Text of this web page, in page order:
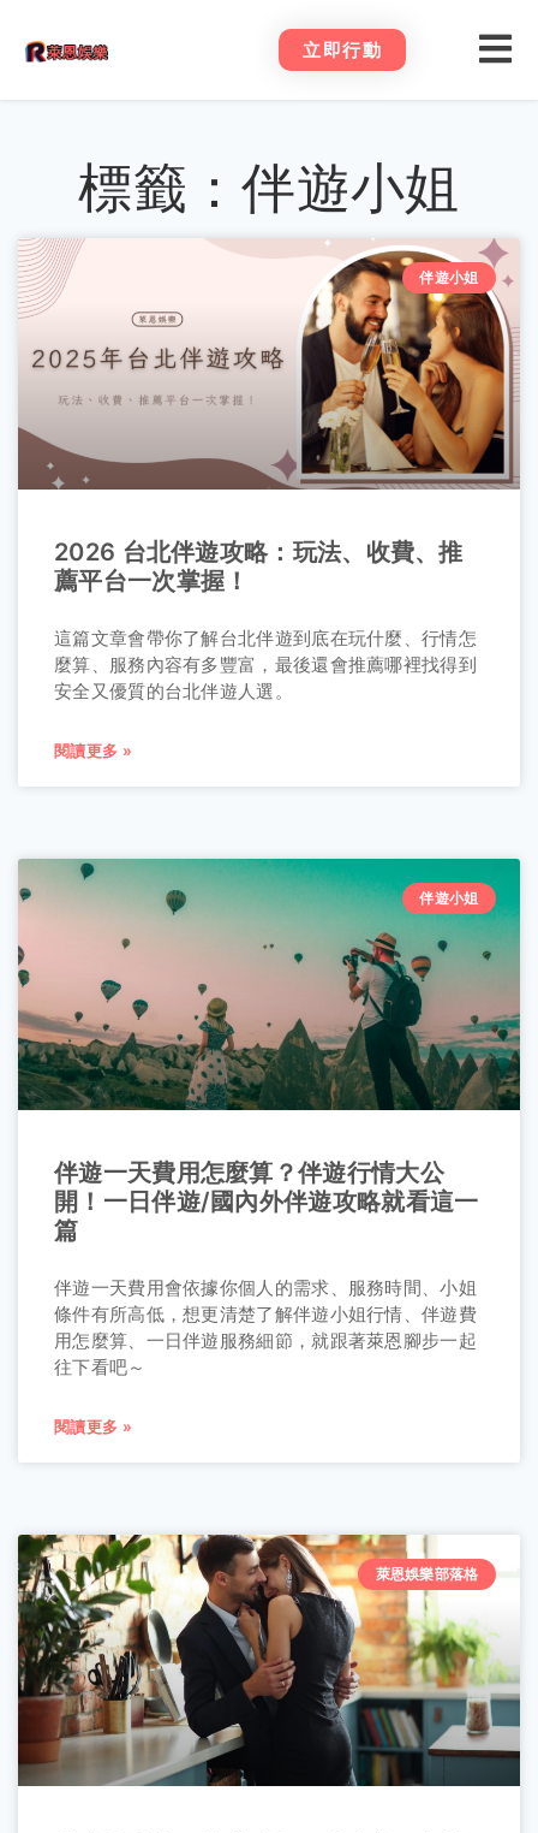
立即行動
標籤：伴遊小姐
伴遊小姐
2026 台北伴遊攻略：玩法、收費、推
薦平台一次掌握！
這篇文章會帶你了解台北伴遊到底在玩什麼、行情怎
麼算、服務內容有多豐富，最後還會推薦哪裡找得到
安全又優質的台北伴遊人選。
閱讀更多 »
伴遊小姐
伴遊一天費用怎麼算？伴遊行情大公
開！一日伴遊/國內外伴遊攻略就看這一
篇
伴遊一天費用會依據你個人的需求、服務時間、小姐
條件有所高低，想更清楚了解伴遊小姐行情、伴遊費
用怎麼算、一日伴遊服務細節，就跟著萊恩腳步一起
往下看吧～
閱讀更多 »
萊恩娛樂部落格